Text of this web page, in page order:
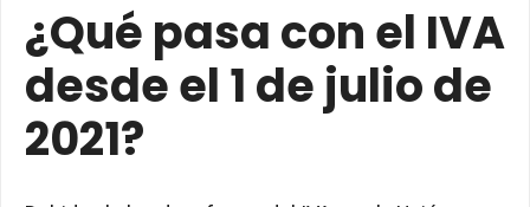
¿Qué pasa con el IVA
desde el 1 de julio de
2021?